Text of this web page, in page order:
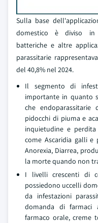
Sulla base
domestico è diviso in
batteriche e altre
parassitarie
del 40,8% nel 2024.
Il segmento di
importante in quanto
che endoparassitarie
pidocchi di piuma e
inquietudine e
come Ascaridia galli e
Anorexia, Diarrea,
la morte quando non
I livelli crescenti di
possiedono uccelli
da infestazioni
domanda di farmaci
farmaco orale, creme